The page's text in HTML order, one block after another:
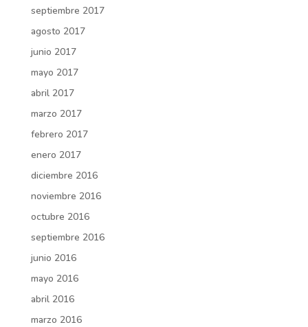
septiembre 2017
agosto 2017
junio 2017
mayo 2017
abril 2017
marzo 2017
febrero 2017
enero 2017
diciembre 2016
noviembre 2016
octubre 2016
septiembre 2016
junio 2016
mayo 2016
abril 2016
marzo 2016